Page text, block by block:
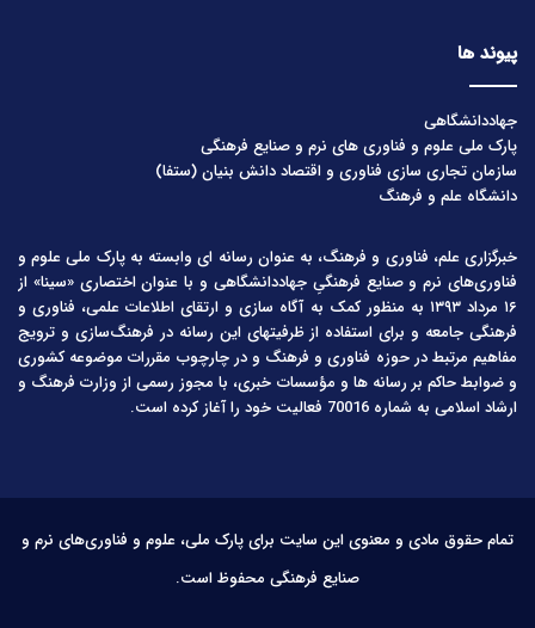
پیوند ها
جهاددانشگاهی
پارک ملی علوم و فناوری های نرم و صنایع فرهنگی
سازمان تجاری سازی فناوری و اقتصاد دانش بنیان (ستفا)
دانشگاه علم و فرهنگ
خبرگزاری علم، فناوری و فرهنگ، به عنوان رسانه ای وابسته به پارک ملی علوم و
فناوری‌های نرم و صنایع فرهنگیِ جهاددانشگاهی و با عنوان اختصاری «سینا» از
۱۶ مرداد ۱۳۹۳ به منظور کمک به آگاه سازی و ارتقای اطلاعات علمی، فناوری و
فرهنگی جامعه و برای استفاده از ظرفیتهای این رسانه در فرهنگ‌سازی و ترویج
مفاهیم مرتبط در حوزه فناوری و فرهنگ و در چارچوب مقررات موضوعه کشوری
و ضوابط حاکم بر رسانه ها و مؤسسات خبری، با مجوز رسمی از وزارت فرهنگ و
ارشاد اسلامی به شماره 70016 فعالیت خود را آغاز کرده است.
تمام حقوق مادی و معنوی این سایت برای پارک ملی، علوم و فناوری‌های نرم و
صنایع فرهنگی محفوظ است.